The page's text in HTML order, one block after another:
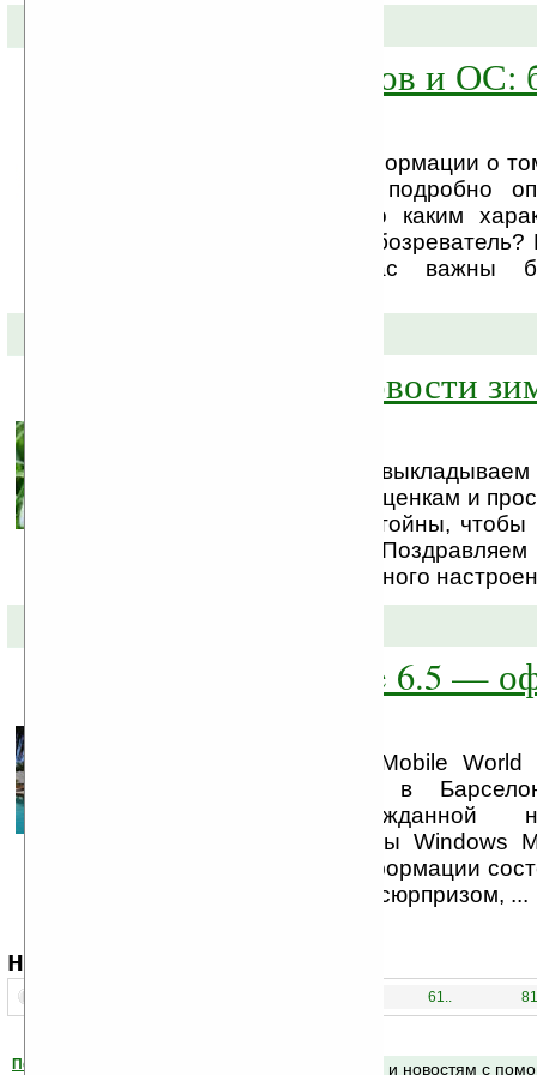
Войны браузеров и ОС:
В сети есть много информации о
лучше, какой хуже, подробно
плюсы и минусы. По каким
выбираем себе веб-обозреватель?
большинства из нас важны
Популярные новости
В первый день весны
этой зимы по Вашим оценкам и
новости, которые достойны,
обратили внимание.
Удачи, любви и солнечного
Windows Mobile 6.5 —
На выставке GSMA Mobile
проходящей сейчас в
презентация долгожданной
операционной системы Windows
множества утечек информации
не стал для кого-либо сюрпризом, ...
навигация:
61..
Помогите Ладошкам стать лучше
Поиск по сайту и новостям с